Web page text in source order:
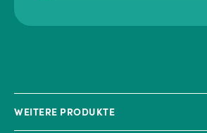
WEITERE PRODUKTE